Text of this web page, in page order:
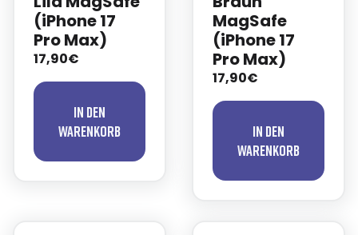
(iPhone 17
Pro Max)
17,90€
In den
Warenkorb
MagSafe
(iPhone 17
Pro Max)
17,90€
In den
Warenkorb